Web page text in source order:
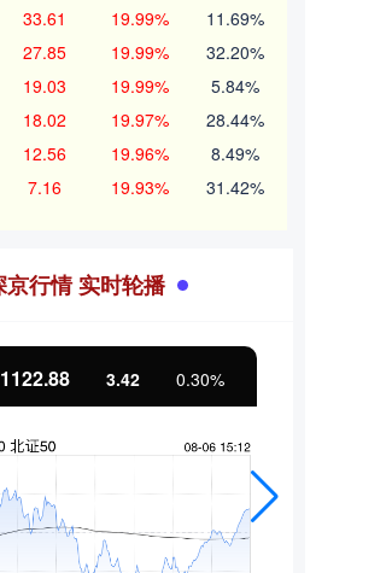
33.61 19.99% 11.69%
27.85 19.99% 32.20%
19.03 19.99% 5.84%
18.02 19.97% 28.44%
12.56 19.96% 8.49%
7.16 19.93% 31.42%
京行情 实时轮播
1122.88 3.42 0.30%